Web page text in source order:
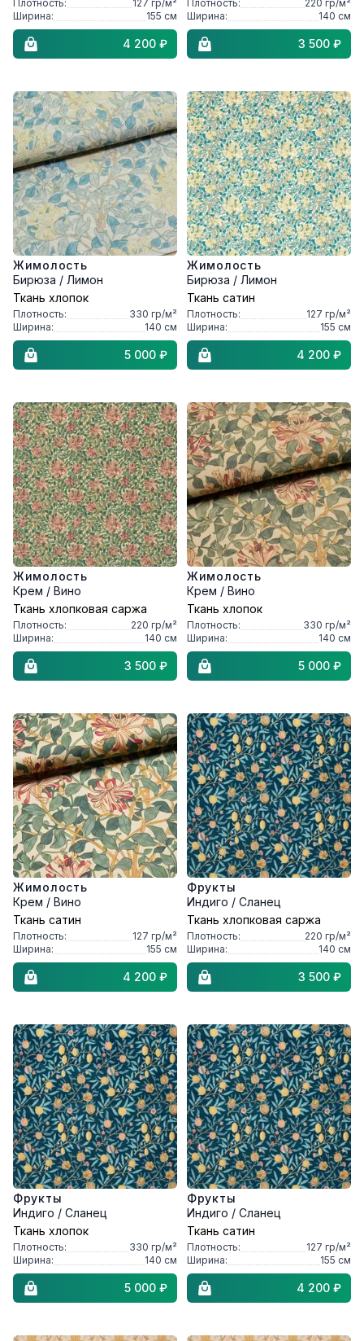
Плотность: 127 гр/м²
Ширина:
155 см
4 200 ₽
Плотность: 220 гр/м²
Ширина:
140 см
3 500 ₽
Жимолость
Бирюза / Лимон
Ткань хлопок
Плотность: 330 гр/м²
Ширина:
140 см
5 000 ₽
Жимолость
Бирюза / Лимон
Ткань сатин
Плотность: 127 гр/м²
Ширина:
155 см
4 200 ₽
Жимолость
Крем / Вино
Ткань хлопковая саржа
Плотность: 220 гр/м²
Ширина:
140 см
3 500 ₽
Жимолость
Крем / Вино
Ткань хлопок
Плотность: 330 гр/м²
Ширина:
140 см
5 000 ₽
Жимолость
Крем / Вино
Ткань сатин
Плотность: 127 гр/м²
Ширина:
155 см
4 200 ₽
Фрукты
Индиго / Сланец
Ткань хлопковая саржа
Плотность: 220 гр/м²
Ширина:
140 см
3 500 ₽
Фрукты
Индиго / Сланец
Ткань хлопок
Плотность: 330 гр/м²
Ширина:
140 см
5 000 ₽
Фрукты
Индиго / Сланец
Ткань сатин
Плотность: 127 гр/м²
Ширина:
155 см
4 200 ₽